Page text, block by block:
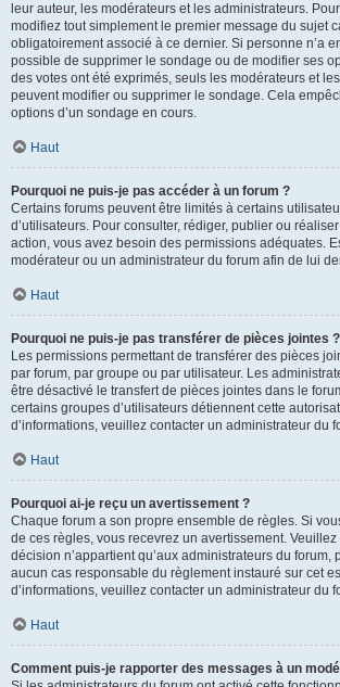
leur auteur, les modérateurs et les administrateurs.
modifiez tout simplement le premier message du sujet
obligatoirement associé à ce dernier. Si personne n’a
possible de supprimer le sondage ou de modifier ses
des votes ont été exprimés, seuls les modérateurs et
peuvent modifier ou supprimer le sondage. Cela
options d’un sondage en cours.
Haut
Pourquoi ne puis-je pas accéder à un forum ?
Certains forums peuvent être limités à certains
d’utilisateurs. Pour consulter, rédiger, publier ou
action, vous avez besoin des permissions adéquates.
modérateur ou un administrateur du forum afin de lui
Haut
Pourquoi ne puis-je pas transférer de pièces jointes ?
Les permissions permettant de transférer des pièces
par forum, par groupe ou par utilisateur. Les
être désactivé le transfert de pièces jointes dans le
certains groupes d’utilisateurs détiennent cette
d’informations, veuillez contacter un administrateur du
Haut
Pourquoi ai-je reçu un avertissement ?
Chaque forum a son propre ensemble de règles. Si
de ces règles, vous recevrez un avertissement. Veuillez
décision n’appartient qu’aux administrateurs du forum,
aucun cas responsable du règlement instauré sur cet
d’informations, veuillez contacter un administrateur du
Haut
Comment puis-je rapporter des messages à un